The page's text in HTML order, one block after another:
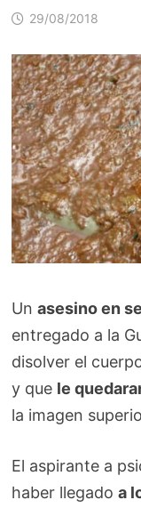
29/08/2018
Unasesino en
entregado a la
disolver el
y que le
la imagen
El aspirante a
haber llegadoa